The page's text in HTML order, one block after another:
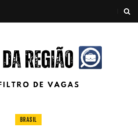
BRASIL